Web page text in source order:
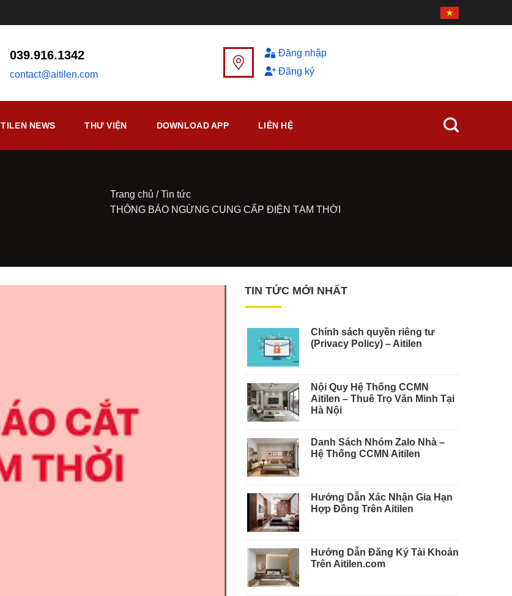
039.916.1342
contact@aitilen.com
Đăng nhập
Đăng ký
NEWS THƯ VIỆN DOWNLOAD APP LIÊN HỆ
Trang chủ /Tin tức
THÔNG BÁO NGỪNG CUNG CẤP ĐIỆN TẠM THỜI
TIN TỨC MỚI NHẤT
Chính sách quyền riêng tư
(Privacy Policy) – Aitilen
Nội Quy Hệ Thống CCMN
Aitilen – Thuê Trọ Văn Minh Tại
Hà Nội
Danh Sách Nhóm Zalo Nhà –
Hệ Thống CCMN Aitilen
Hướng Dẫn Xác Nhận Gia Hạn
Hợp Đồng Trên Aitilen
Hướng Dẫn Đăng Ký Tài Khoản
Trên Aitilen.com